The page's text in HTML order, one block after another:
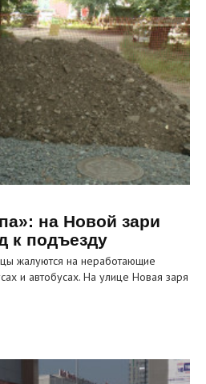
на Новой зари
к подъезду
жалуются на неработающие
и автобусах. На улице Новая заря